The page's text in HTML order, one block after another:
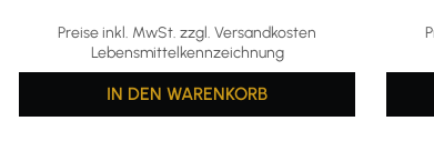
Preise inkl. MwSt. zzgl. Versandkosten
Lebensmittelkennzeichnung
IN DEN WARENKORB